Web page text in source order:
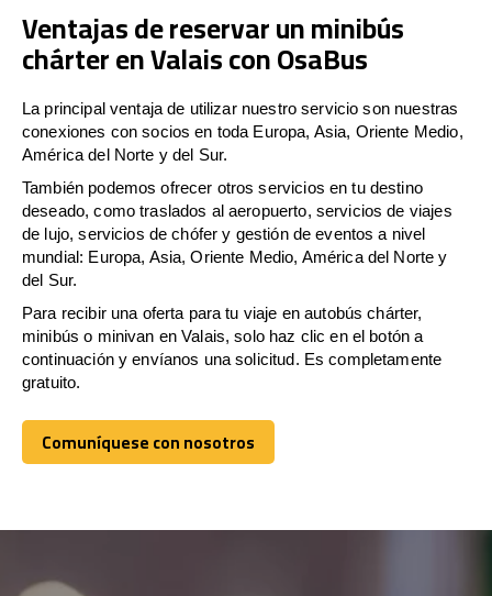
Ventajas de reservar un minibús
chárter en Valais con OsaBus
La principal ventaja de utilizar nuestro servicio son nuestras
conexiones con socios en toda Europa, Asia, Oriente Medio,
América del Norte y del Sur.
También podemos ofrecer otros servicios en tu destino
deseado, como traslados al aeropuerto, servicios de viajes
de lujo, servicios de chófer y gestión de eventos a nivel
mundial: Europa, Asia, Oriente Medio, América del Norte y
del Sur.
Para recibir una oferta para tu viaje en autobús chárter,
minibús o minivan en Valais, solo haz clic en el botón a
continuación y envíanos una solicitud. Es completamente
gratuito.
Comuníquese con nosotros
Comuníquese con nosotros